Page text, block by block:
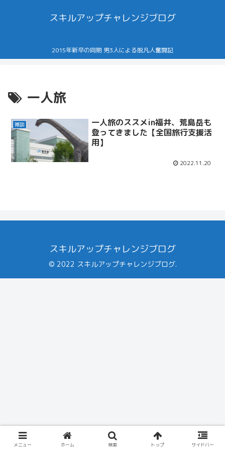
スキルアップチャレンジブログ
2015年新卒の同期 男3人による脱凡人奮闘記
一人旅
雑談
一人旅のススメin福井、荒島岳も
登ってきました【全国旅行支援活
用】
2022.11.20
スキルアップチャレンジブログ
© 2022 スキルアップチャレンジブログ.
メニュー ホーム 検索 トップ サイドバー